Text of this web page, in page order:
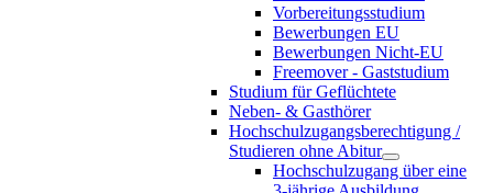
Vorbereitungsstudium
Bewerbungen EU
Bewerbungen Nicht-EU
Freemover - Gaststudium
Studium für Geflüchtete
Neben- & Gasthörer
Hochschulzugangsberechtigung /
Studieren ohne Abitur
Hochschulzugang über eine